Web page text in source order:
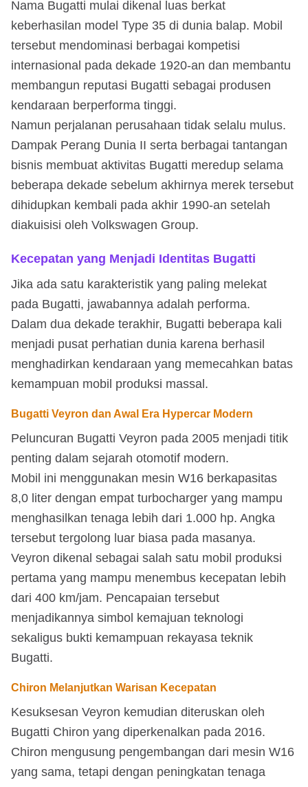
Nama Bugatti mulai dikenal luas berkat
keberhasilan model Type 35 di dunia balap. Mobil
tersebut mendominasi berbagai kompetisi
internasional pada dekade 1920-an dan membantu
membangun reputasi Bugatti sebagai produsen
kendaraan berperforma tinggi.
Namun perjalanan perusahaan tidak selalu mulus.
Dampak Perang Dunia II serta berbagai tantangan
bisnis membuat aktivitas Bugatti meredup selama
beberapa dekade sebelum akhirnya merek tersebut
dihidupkan kembali pada akhir 1990-an setelah
diakuisisi oleh Volkswagen Group.
Kecepatan yang Menjadi Identitas Bugatti
Jika ada satu karakteristik yang paling melekat
pada Bugatti, jawabannya adalah performa.
Dalam dua dekade terakhir, Bugatti beberapa kali
menjadi pusat perhatian dunia karena berhasil
menghadirkan kendaraan yang memecahkan batas
kemampuan mobil produksi massal.
Bugatti Veyron dan Awal Era Hypercar Modern
Peluncuran Bugatti Veyron pada 2005 menjadi titik
penting dalam sejarah otomotif modern.
Mobil ini menggunakan mesin W16 berkapasitas
8,0 liter dengan empat turbocharger yang mampu
menghasilkan tenaga lebih dari 1.000 hp. Angka
tersebut tergolong luar biasa pada masanya.
Veyron dikenal sebagai salah satu mobil produksi
pertama yang mampu menembus kecepatan lebih
dari 400 km/jam. Pencapaian tersebut
menjadikannya simbol kemajuan teknologi
sekaligus bukti kemampuan rekayasa teknik
Bugatti.
Chiron Melanjutkan Warisan Kecepatan
Kesuksesan Veyron kemudian diteruskan oleh
Bugatti Chiron yang diperkenalkan pada 2016.
Chiron mengusung pengembangan dari mesin W16
yang sama, tetapi dengan peningkatan tenaga